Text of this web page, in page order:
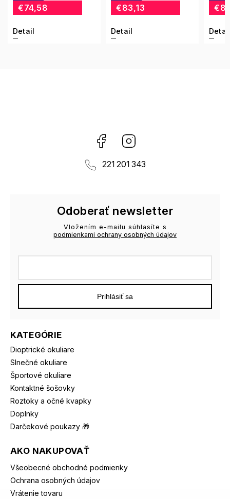
€83,13
Detail
€83,13
Detail
Facebook
221 201 343
KATEGÓRIE
Dioptrické okuliare
Slnečné okuliare
Športové okuliare
Kontaktné šošovky
Roztoky a očné kvapky
Doplnky
Darčekové poukazy 🎁
AKO NAKUPOVAŤ
Všeobecné obchodné podmienky
Ochrana osobných údajov
Vrátenie tovaru
Odoberať newsletter
Vložením e-mailu súhlasíte s
podmienkami ochrany osobných údajov
Prihlásiť sa